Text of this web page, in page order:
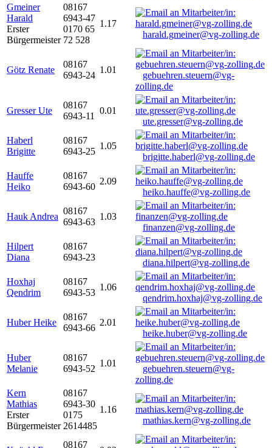
Gmeiner
Harald
Erster
Bürgermeister
08167
6943-47
0170 65
72 528
1.17
harald.gmeiner@vg-zolling.de
Götz Renate
08167
6943-24
1.01
gebuehren.steuern@vg-
zolling.de
Gresser Ute
08167
6943-11
0.01
ute.gresser@vg-zolling.de
Haberl
Brigitte
08167
6943-25
1.05
brigitte.haberl@vg-zolling.de
Hauffe
Heiko
08167
6943-60
2.09
heiko.hauffe@vg-zolling.de
Hauk Andrea
08167
6943-63
1.03
finanzen@vg-zolling.de
Hilpert
Diana
08167
6943-23
diana.hilpert@vg-zolling.de
Hoxhaj
Qendrim
08167
6943-53
1.06
qendrim.hoxhaj@vg-zolling.de
Huber Heike
08167
6943-66
2.01
heike.huber@vg-zolling.de
Huber
Melanie
08167
6943-52
1.01
gebuehren.steuern@vg-
zolling.de
Kern
Mathias
Erster
Bürgermeister
08167
6943-30
0175
2614485
1.16
mathias.kern@vg-zolling.de
08167